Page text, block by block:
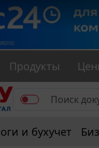
Продукты
и бухучет